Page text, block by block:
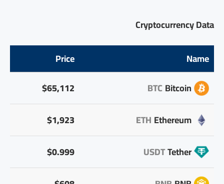
Cryptocurrency Data
Name
Price
Bitcoin
BTC
$65,112
Ethereum
ETH
$1,923
Tether
USDT
$0.999